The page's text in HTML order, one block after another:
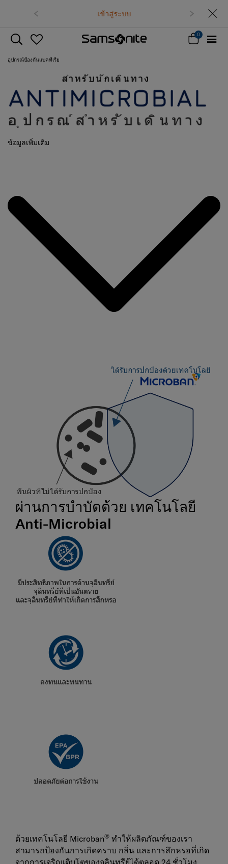
เข้าสู่ระบบ
0
อุปกรณ์ป้องกันแบคทีเรีย
ข้อมูลเพิ่มเติม
ผ่านการบำบัดด้วย เทคโนโลยี
Anti-Microbial
ด้วยเทคโนโลยี Microban® ทำให้ผลิตภัณฑ์ของเรา
สามารถป้องกันการเกิดคราบ กลิ่น และการสึกหรอที่เกิด
จากการเจริญเติบโตของจุลินทรีย์ได้ตลอด 24 ชั่วโมง